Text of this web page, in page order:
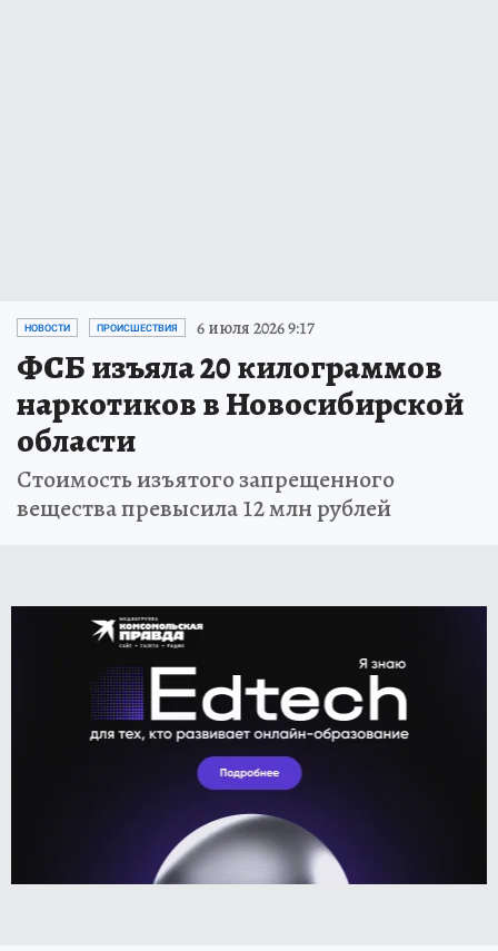
НОВОСТИ ПРОИСШЕСТВИЯ 6 июля 2026 9:17
ФСБ изъяла 20 килограммов
наркотиков в Новосибирской
области
Стоимость изъятого запрещенного
вещества превысила 12 млн рублей